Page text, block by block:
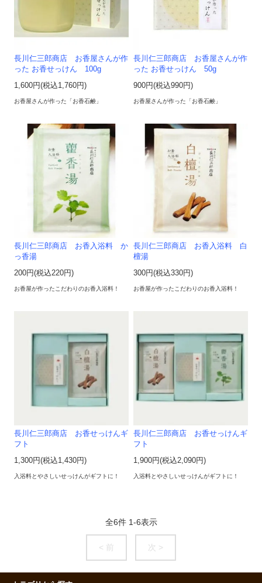
長川仁三郎商店 お香屋さんが作
った お香せっけん 100g
1,600円(税込1,760円)
お香屋さんが作った「お香石鹸」
長川仁三郎商店 お香屋さんが作
った お香せっけん 50g
900円(税込990円)
お香屋さんが作った「お香石鹸」
長川仁三郎商店 お香入浴料 か
っ香湯
200円(税込220円)
お香屋が作ったこだわりのお香入浴料！
長川仁三郎商店 お香入浴料 白
檀湯
300円(税込330円)
お香屋が作ったこだわりのお香入浴料！
長川仁三郎商店 お香せっけんギ
フト
1,300円(税込1,430円)
入浴料とやさしいせっけんがギフトに！
長川仁三郎商店 お香せっけんギ
フト
1,900円(税込2,090円)
入浴料とやさしいせっけんがギフトに！
全6件 1-6表示
< 前 次 >